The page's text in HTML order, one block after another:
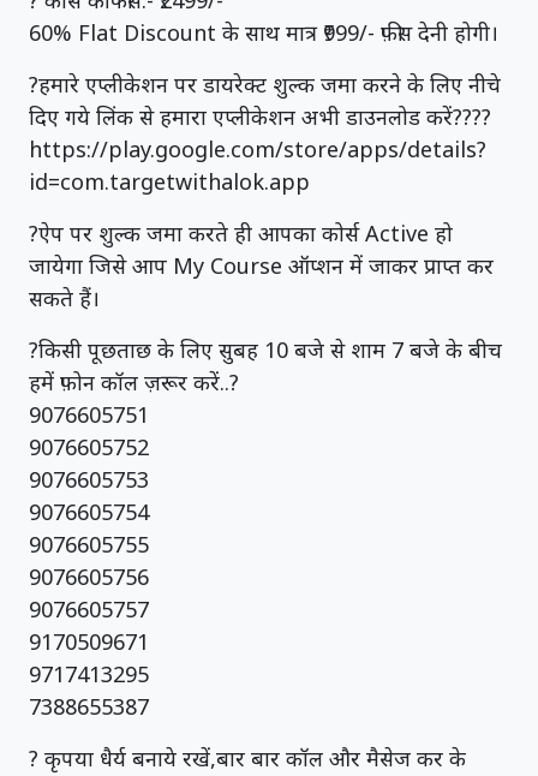
60% Flat Discount के साथ मात्र ₹999/- फ़ीस देनी होगी।
?हमारे एप्लीकेशन पर डायरेक्ट शुल्क जमा करने के लिए नीचे
दिए गये लिंक से हमारा एप्लीकेशन अभी डाउनलोड करें????
https://play.google.com/store/apps/details?
id=com.targetwithalok.app
?ऐप पर शुल्क जमा करते ही आपका कोर्स Active हो
जायेगा जिसे आप My Course ऑप्शन में जाकर प्राप्त कर
सकते हैं।
?किसी पूछताछ के लिए सुबह 10 बजे से शाम 7 बजे के बीच
हमें फ़ोन कॉल ज़रूर करें..?
9076605751
9076605752
9076605753
9076605754
9076605755
9076605756
9076605757
9170509671
9717413295
7388655387
? कृपया धैर्य बनाये रखें,बार बार कॉल और मैसेज कर के